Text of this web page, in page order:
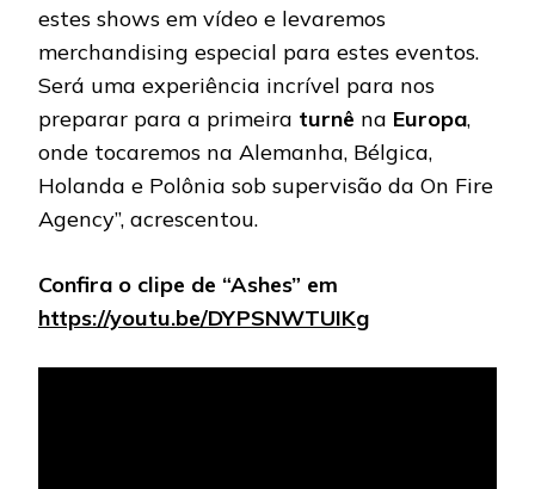
estes shows em vídeo e levaremos
merchandising especial para estes eventos.
Será uma experiência incrível para nos
preparar para a primeira turnê na Europa,
onde tocaremos na Alemanha, Bélgica,
Holanda e Polônia sob supervisão da On Fire
Agency”, acrescentou.
Confira o clipe de “Ashes” em
https://youtu.be/DYPSNWTUIKg